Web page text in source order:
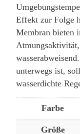
Effekt zur Folge
Membran bieten
unterwegs ist,
wasserdichte
Farbe
Größe